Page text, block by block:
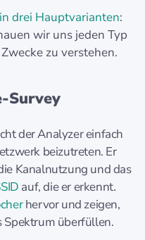
drei Hauptvarianten:
wir uns jeden Typ
zu verstehen.
Survey
der Analyzer einfach
beizutreten. Er
Kanalnutzung und das
auf, die er erkennt.
hervor und zeigen,
Spektrum überfüllen.